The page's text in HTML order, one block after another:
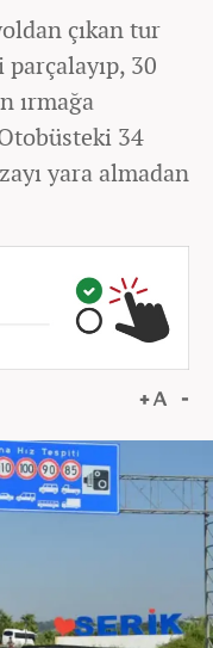
çıkan tur
30
ırmağa
34
yara almadan